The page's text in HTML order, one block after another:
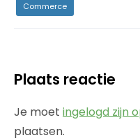
Commerce
Plaats reactie
Je moet ingelogd zijn
plaatsen.